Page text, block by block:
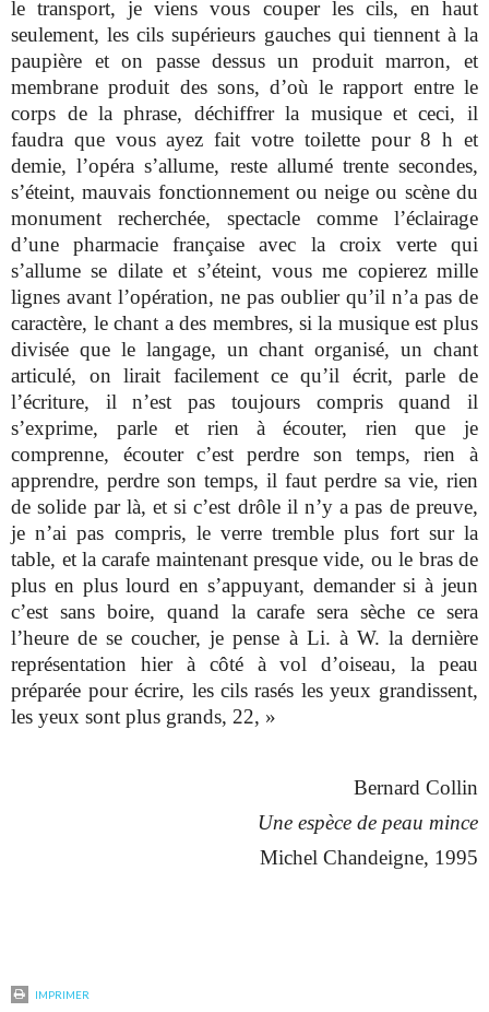
le transport, je viens vous couper les cils, en haut
seulement, les cils supérieurs gauches qui tiennent à la
paupière et on passe dessus un produit marron, et
membrane produit des sons, d’où le rapport entre le
corps de la phrase, déchiffrer la musique et ceci, il
faudra que vous ayez fait votre toilette pour 8 h et
demie, l’opéra s’allume, reste allumé trente secondes,
s’éteint, mauvais fonctionnement ou neige ou scène du
monument recherchée, spectacle comme l’éclairage
d’une pharmacie française avec la croix verte qui
s’allume se dilate et s’éteint, vous me copierez mille
lignes avant l’opération, ne pas oublier qu’il n’a pas de
caractère, le chant a des membres, si la musique est plus
divisée que le langage, un chant organisé, un chant
articulé, on lirait facilement ce qu’il écrit, parle de
l’écriture, il n’est pas toujours compris quand il
s’exprime, parle et rien à écouter, rien que je
comprenne, écouter c’est perdre son temps, rien à
apprendre, perdre son temps, il faut perdre sa vie, rien
de solide par là, et si c’est drôle il n’y a pas de preuve,
je n’ai pas compris, le verre tremble plus fort sur la
table, et la carafe maintenant presque vide, ou le bras de
plus en plus lourd en s’appuyant, demander si à jeun
c’est sans boire, quand la carafe sera sèche ce sera
l’heure de se coucher, je pense à Li. à W. la dernière
représentation hier à côté à vol d’oiseau, la peau
préparée pour écrire, les cils rasés les yeux grandissent,
les yeux sont plus grands, 22, »
Bernard Collin
Une espèce de peau mince
Michel Chandeigne, 1995
IMPRIMER